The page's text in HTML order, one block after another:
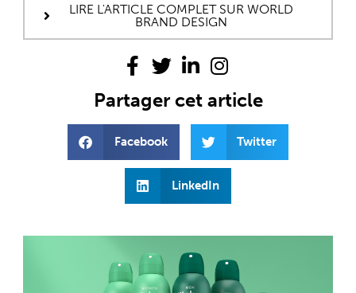
LIRE L'ARTICLE COMPLET SUR WORLD
BRAND DESIGN
Partager cet article
Facebook Twitter
LinkedIn